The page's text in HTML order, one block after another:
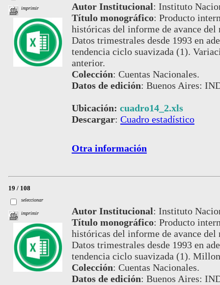
imprimir Autor Institucional: Instituto
Título monográfico: Producto
históricas del informe de avance
Datos trimestrales desde 1993 en
tendencia ciclo suavizada (1).
anterior.
Colección: Cuentas Nacionales.
Datos de edición: Buenos Aires:
Ubicación: cuadro14_2.xls
Descargar: Cuadro estadístico
Otra información
19 / 108
seleccionar
imprimir Autor Institucional: Instituto
Título monográfico: Producto
históricas del informe de avance
Datos trimestrales desde 1993 en
tendencia ciclo suavizada (1).
Colección: Cuentas Nacionales.
Datos de edición: Buenos Aires: